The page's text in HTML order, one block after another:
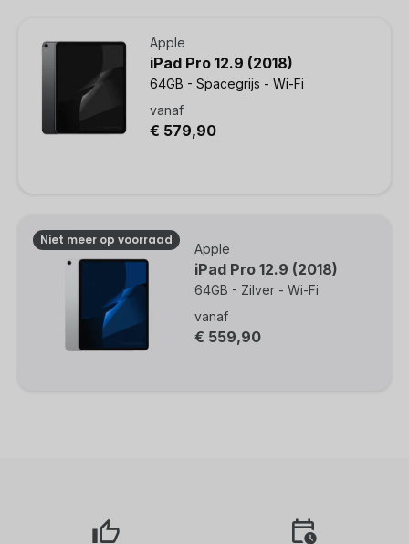
Apple
iPad Pro 12.9 (2018)
64GB - Spacegrijs - Wi-Fi
vanaf
€ 579,90
Niet meer op voorraad
Apple
iPad Pro 12.9 (2018)
64GB - Zilver - Wi-Fi
vanaf
€ 559,90